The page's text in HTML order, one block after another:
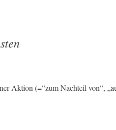
Aktion (=“zum Nachteil von“,